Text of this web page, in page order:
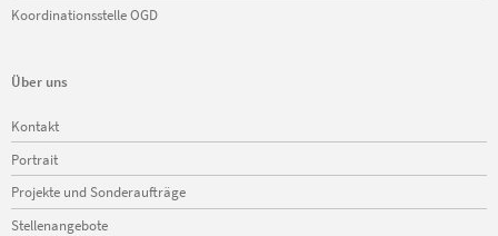
Koordinationsstelle OGD
Über uns
Navigation
überspringen
Kontakt
Portrait
Projekte und Sonderaufträge
Stellenangebote